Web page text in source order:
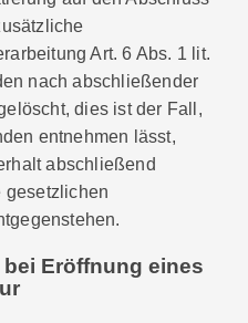
Art. 6 Abs. 1 lit.
nach abschließender
dies ist der Fall,
entnehmen lässt,
abschließend
gesetzlichen
Eröffnung eines